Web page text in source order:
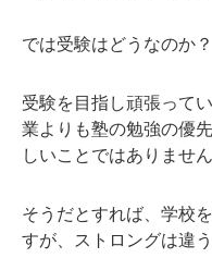
では受験はどうなのか？
受験を目指し頑張って
業よりも塾の勉強の優
しいことではありません
そうだとすれば、学校
すが、ストロングは違